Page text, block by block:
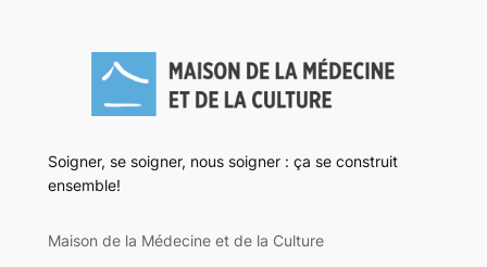
Soigner, se soigner, nous soigner : ça se construit
ensemble!
Maison de la Médecine et de la Culture